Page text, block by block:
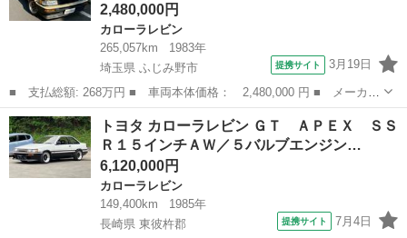
2,480,000円
カローラレビン
265,057km
1983年
埼玉県 ふじみ野市
提携サイト 3月19日
■ 支払総額: 268万円 ■ 車両本体価格： 2,480,000 円 ■ メーカー
名： トヨタ ■ 車種名： カローラレビン ■ グレード名： Ｇ
Ｔ ＡＰＥＸ ４Ａ－ＧＥ 社外マフラー 社外エキマニ 車高調
エンジンルー...
埼玉 ふじみ野市 カローラレビン
トヨタ カローラレビン ＧＴ ＡＰＥＸ ＳＳ
Ｒ１５インチＡＷ／５バルブエンジン…
6,120,000円
カローラレビン
149,400km
1985年
長崎県 東彼杵郡
提携サイト 7月4日